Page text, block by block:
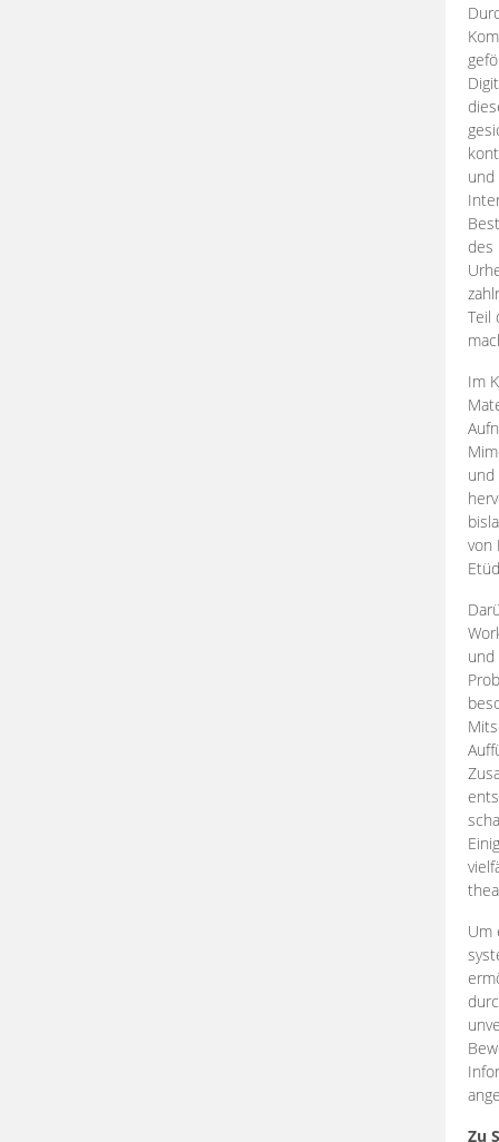
des
Teil
Im
und
von
und
Um
Zu